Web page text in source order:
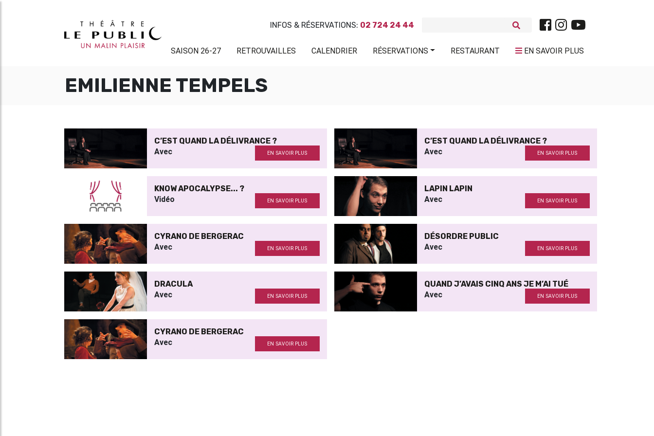
INFOS & RÉSERVATIONS: 02 724 24 44
SAISON 26-27 RETROUVAILLES CALENDRIER RÉSERVATIONS RESTAURANT EN SAVOIR PLUS
EMILIENNE TEMPELS
C’EST QUAND LA DÉLIVRANCE ?
Avec EN SAVOIR PLUS
C’EST QUAND LA DÉLIVRANCE ?
Avec EN SAVOIR PLUS
KNOW APOCALYPSE... ?
Vidéo EN SAVOIR PLUS
LAPIN LAPIN
Avec EN SAVOIR PLUS
CYRANO DE BERGERAC
Avec EN SAVOIR PLUS
DÉSORDRE PUBLIC
Avec EN SAVOIR PLUS
DRACULA
Avec EN SAVOIR PLUS
QUAND J’AVAIS CINQ ANS JE M’AI TUÉ
Avec EN SAVOIR PLUS
CYRANO DE BERGERAC
Avec EN SAVOIR PLUS